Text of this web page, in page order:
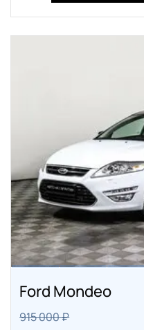
Ford Mondeo
915 000 ₽